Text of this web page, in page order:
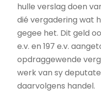
hulle verslag doen
dié vergadering wat
gegee het. Dit geld
e.v. en 197 e.v.
opdraggewende
werk van sy
daarvolgens handel.